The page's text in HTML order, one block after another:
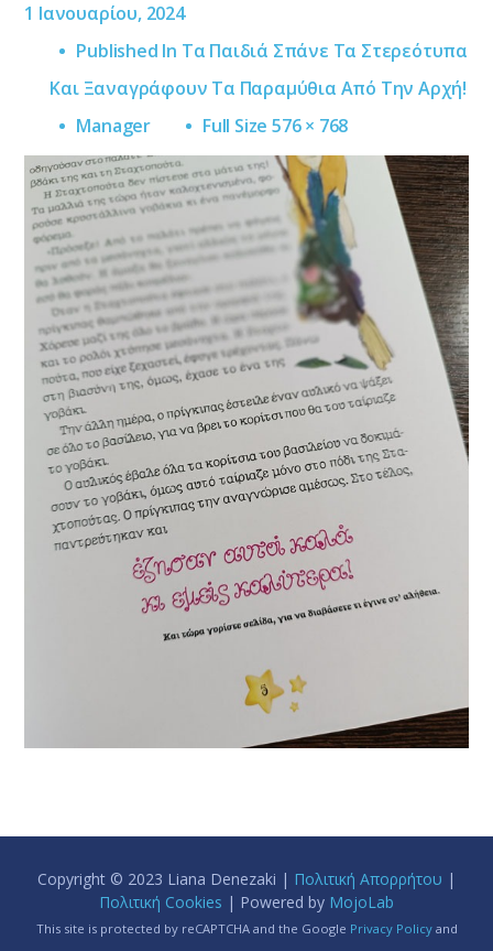
1 Ιανουαρίου, 2024
Published In Τα Παιδιά Σπάνε Τα Στερεότυπα
Και Ξαναγράφουν Τα Παραμύθια Από Την Αρχή!
Manager
Full
Size
Full Size 576 × 768
Copyright © 2023 Liana Denezaki | Πολιτική Απορρήτου |
Πολιτική Cookies | Powered by MojoLab
This site is protected by reCAPTCHA and the Google Privacy Policyand